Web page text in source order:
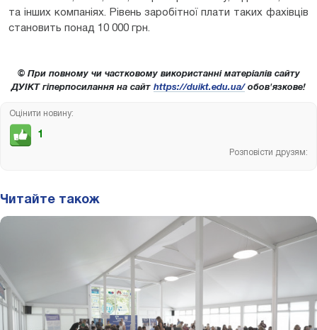
та інших компаніях. Рівень заробітної плати таких фахівців
становить понад 10 000 грн.
© При повному чи частковому використанні матеріалів сайту
ДУІКТ гіперпосилання на сайт https://duikt.edu.ua/обов'язкове!
Оцінити новину:
1
Розповісти друзям:
Читайте також